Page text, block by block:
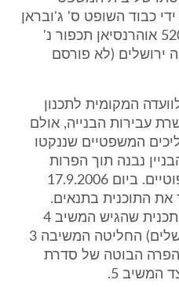
כבוד השופט ס' ג'ובראן
ביום 5.9.2007 (רע"פ 5205/07 אוהרנסיאן תכפור נ'
ירושלים (לא פורסם
בד בבד, הגיש המשיב 5 לוועדה המקומית לתכנון
עבירות הבנייה, אולם
המשפטיים שננקטו
נבנה תוך הפרות
חוזרות ונשנות של צווים שיפוטיים. ביום 17.9.2006
3 להפקיד את התוכנית בתנאים.
בעקבות התנגדות לאישור התכנית שהגיש המשיב 4
(היועץ המשפטי לעיריית ירושלים) החליטה המשיבה 3
הבוטה של סדרת
המשיב 5.